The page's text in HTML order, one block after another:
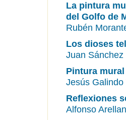
La pintura
del Golfo de
Rubén
Los dioses
Juan Sánchez
Pintura
Jesús Galindo
Reflexiones
Alfonso